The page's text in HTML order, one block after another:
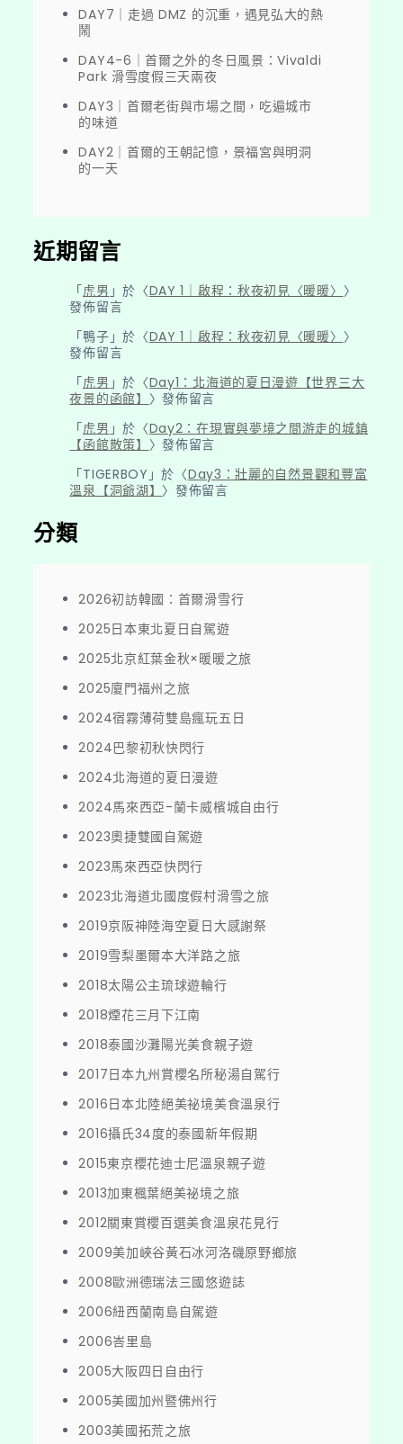
DAY7｜走過 DMZ 的沉重，遇見弘大的熱
鬧
DAY4-6｜首爾之外的冬日風景：Vivaldi
Park 滑雪度假三天兩夜
DAY3｜首爾老街與市場之間，吃遍城市
的味道
DAY2｜首爾的王朝記憶，景福宮與明洞
的一天
近期留言
「虎男 」於〈DAY 1｜啟程：秋夜初見〈暖暖〉 〉
發佈留言
「鴨子 」於〈DAY 1｜啟程：秋夜初見〈暖暖〉 〉
發佈留言
「虎男 」於〈Day1：北海道的夏日漫遊【世界三大
夜景的函館】 〉發佈留言
「虎男 」於〈Day2：在現實與夢境之間游走的城鎮
【函館散策】 〉發佈留言
「TIGERBOY 」於〈Day3：壯麗的自然景觀和豐富
溫泉【洞爺湖】 〉發佈留言
分類
2026初訪韓國：首爾滑雪行
2025日本東北夏日自駕遊
2025北京紅葉金秋×暖暖之旅
2025廈門福州之旅
2024宿霧薄荷雙島瘋玩五日
2024巴黎初秋快閃行
2024北海道的夏日漫遊
2024馬來西亞-蘭卡威檳城自由行
2023奧捷雙國自駕遊
2023馬來西亞快閃行
2023北海道北國度假村滑雪之旅
2019京阪神陸海空夏日大感謝祭
2019雪梨墨爾本大洋路之旅
2018太陽公主琉球遊輪行
2018煙花三月下江南
2018泰國沙灘陽光美食親子遊
2017日本九州賞櫻名所秘湯自駕行
2016日本北陸絕美祕境美食溫泉行
2016攝氏34度的泰國新年假期
2015東京櫻花迪士尼溫泉親子遊
2013加東楓葉絕美祕境之旅
2012關東賞櫻百選美食溫泉花見行
2009美加峽谷黃石冰河洛磯原野鄉旅
2008歐洲德瑞法三國悠遊誌
2006紐西蘭南島自駕遊
2006峇里島
2005大阪四日自由行
2005美國加州暨佛州行
2003美國拓荒之旅